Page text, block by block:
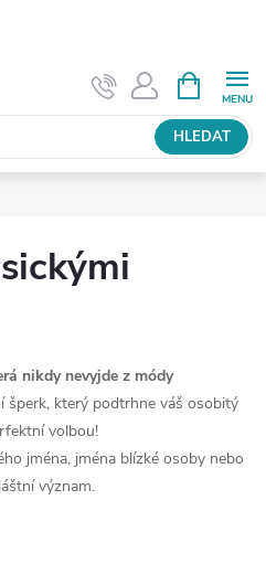
HLEDAT
NÁKUPNÍ
KOŠÍK
nikdy nevyjde z módy
šperk, který podtrhne váš osobitý
volbou!
jména, jména blízké osoby nebo
význam.